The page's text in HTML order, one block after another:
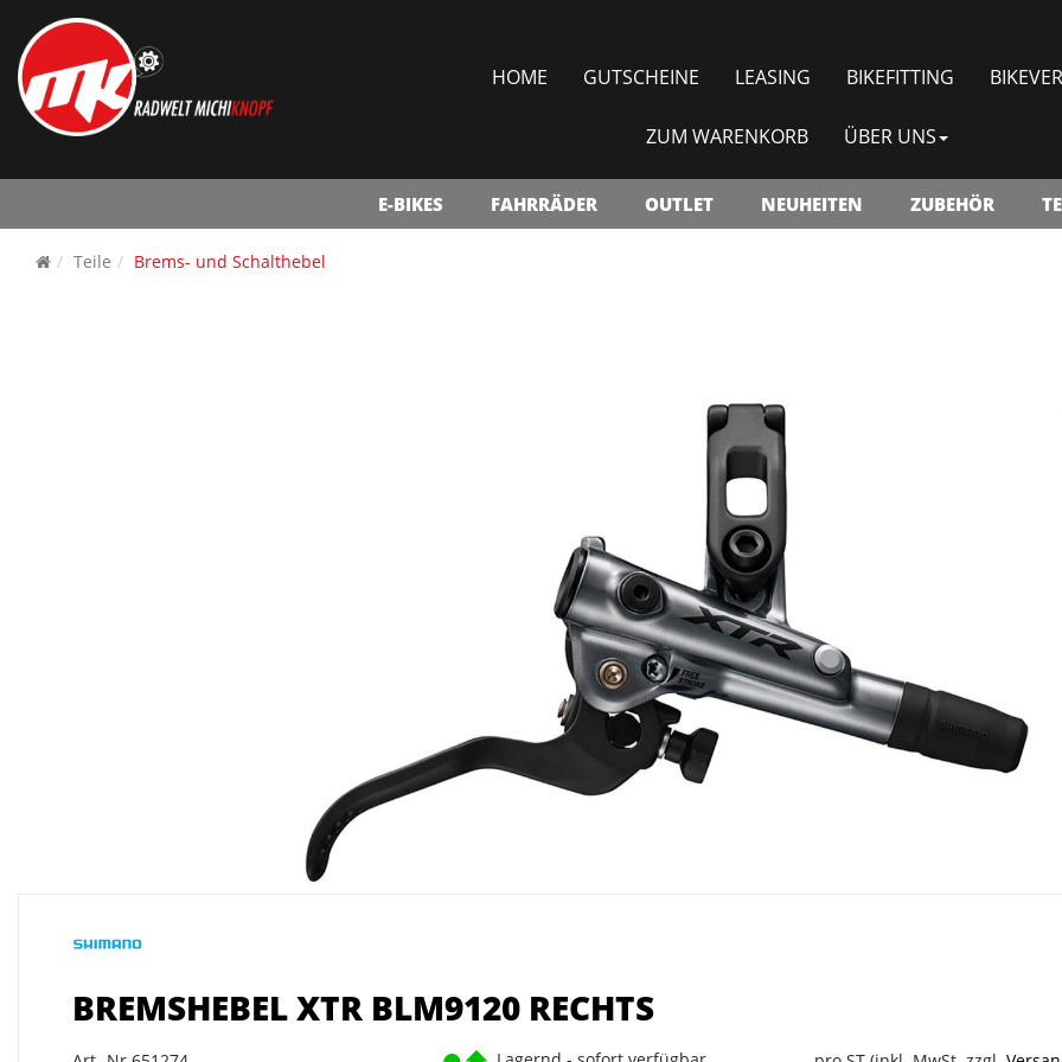
HOME GUTSCHEINE LEASING BIKEFITTING
ZUM WARENKORB ÜBER UNS
E-BIKES FAHRRÄDER OUTLET NEUHEITEN ZUBEHÖR
Teile Brems- und Schalthebel
BREMSHEBEL XTR BLM9120 RECHTS